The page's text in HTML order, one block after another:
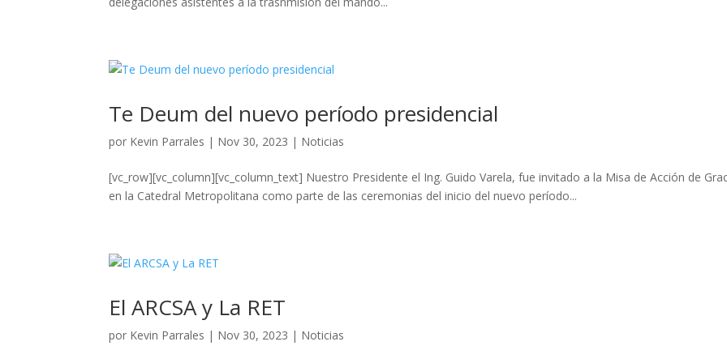
Te Deum del nuevo período presidencial
por Kevin Parrales | Nov 30, 2023 | Noticias
[vc_row][vc_column][vc_column_text] Nuestro Presidente el Ing. Guido Varela, fue invitado a la Misa de Acción de
en la Catedral Metropolitana como parte de las ceremonias del inicio del nuevo período...
El ARCSA y La RET
por Kevin Parrales | Nov 30, 2023 | Noticias